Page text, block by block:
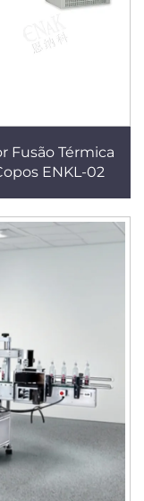
Fusão Térmica
ENKL-02